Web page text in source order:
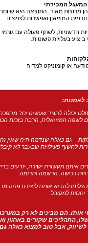
המעגל המכירתי
מרוצות מאוד. התוצאה היא שיותר
המוזיאון ואפשרות לצמצום
חדשניות, לשתף פעולה עם גורמי
ביצוע בעלויות פשוטות.
או קומוניקט למדיה
לאמנות:
יכולה להגיד שעשינו יחד
לשפה המוזיאלית, הרבה בזכות
– גם כאלה שנדמה היה שאין
לחשוף פעילויות שבעבר לא
איתם תקשורת ישירה, יודעים
רכישה, הרשמה ותרומה.
להביא אותנו ליצירת פניה
יחסית למקובל.
אותו. הם מבינים לא רק
התהליכים שקורים בארגון
אבל טוב למצוא כאלה